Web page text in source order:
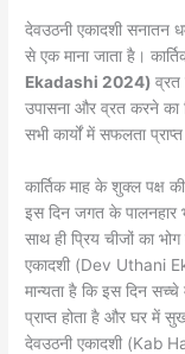
देवउठनी एकादशी सनातन
से एक माना जाता है।
Ekadashi 2024)व्रत
उपासना और व्रत करने का
सभी कार्यों में सफलता
कार्तिक माह के शुक्ल पक्ष
इस दिन जगत के पालनहार
साथ ही प्रिय चीजों का
एकादशी (Dev Uthani
मान्यता है कि इस दिन
प्राप्त होता है और घर में
देवउठनी एकादशी (Kab